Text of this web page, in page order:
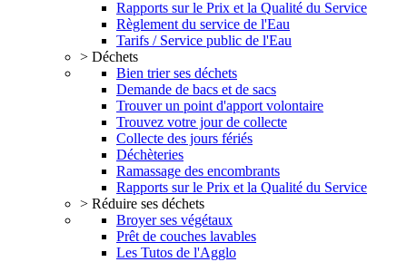
Rapports sur le Prix et la Qualité du Service
Règlement du service de l'Eau
Tarifs / Service public de l'Eau
> Déchets
Bien trier ses déchets
Demande de bacs et de sacs
Trouver un point d'apport volontaire
Trouvez votre jour de collecte
Collecte des jours fériés
Déchèteries
Ramassage des encombrants
Rapports sur le Prix et la Qualité du Service
> Réduire ses déchets
Broyer ses végétaux
Prêt de couches lavables
Les Tutos de l'Agglo